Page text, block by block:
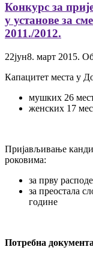
Конкурс за
у установе за
2011./2012.
22јун8. март 2015.
Капацитет места у
мушких 26
женских 17
Пријављивање
роковима:
за прву
за преостала
године
Потребна документа